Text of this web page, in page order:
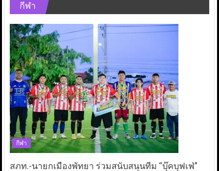
กีฬา
กีฬา
สภท.-นายกเมืองพัทยา ร่วมสนับสนุนทีม “บุ๊คบุฟเฟ่”